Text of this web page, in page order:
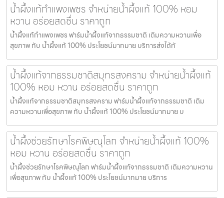
น้ำผึ้งแท้กำแพงเพชร จำหน่ายน้ำผึ้งแท้ 100% หอม
หวาน อร่อยสดชื่น ราคาถูก
น้ำผึ้งแท้กำแพงเพชร ฟาร์มน้ำผึ้งแท้จากธรรมชาติ เติมความหวานเพื่อ
สุขภาพ กับ น้ำผึ้งแท้ 100% ประโยชน์มากมาย บริการส่งได้ทั
น้ำผึ้งแท้จากธรรมชาติสมุทรสงคราม จำหน่ายน้ำผึ้งแท้
100% หอม หวาน อร่อยสดชื่น ราคาถูก
น้ำผึ้งแท้จากธรรมชาติสมุทรสงคราม ฟาร์มน้ำผึ้งแท้จากธรรมชาติ เติม
ความหวานเพื่อสุขภาพ กับ น้ำผึ้งแท้ 100% ประโยชน์มากมาย บ
น้ำผึ้งช่วยรักษาโรคพิษณุโลก จำหน่ายน้ำผึ้งแท้ 100%
หอม หวาน อร่อยสดชื่น ราคาถูก
น้ำผึ้งช่วยรักษาโรคพิษณุโลก ฟาร์มน้ำผึ้งแท้จากธรรมชาติ เติมความหวาน
เพื่อสุขภาพ กับ น้ำผึ้งแท้ 100% ประโยชน์มากมาย บริการ